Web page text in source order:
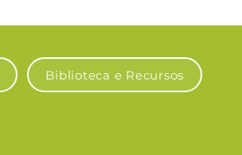
Biblioteca e Recursos